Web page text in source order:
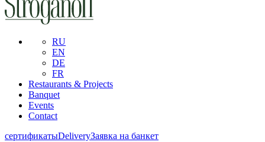
RU
EN
DE
FR
Restaurants & Projects
Banquet
Events
Contact
сертификатыDeliveryЗаявка на банкет